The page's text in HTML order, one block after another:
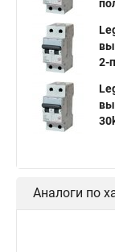
2-
Аналоги по